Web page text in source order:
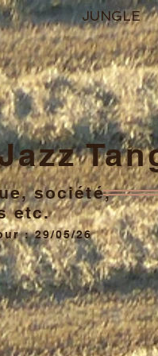
société,
etc.
: 29/05/26
JUNGLE